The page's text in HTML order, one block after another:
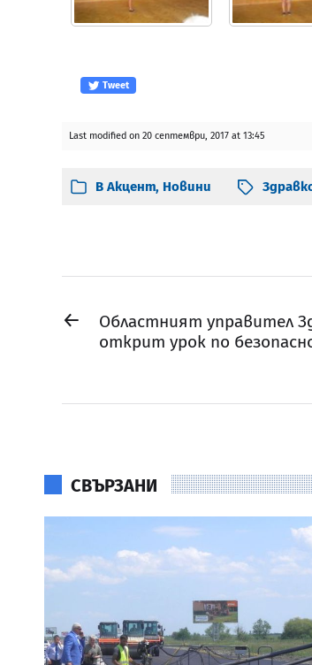
Tweet
Last modified on 20 септември, 2017 at 13:45
В Акцент, Новини
←
Областният управител
открит урок по
СВЪРЗАНИ